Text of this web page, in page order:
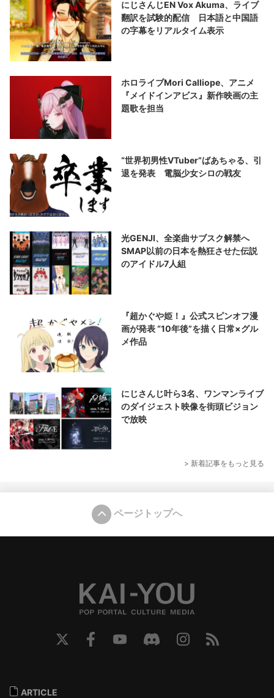
にじさんじEN Vox Akuma、ライブ
翻訳を試験的配信 日本語と中国語
の字幕をリアルタイム表示
ホロライブMori Calliope、アニメ
『メイドインアビス』新作映画の主
題歌を担当
“世界初男性VTuber”ばあちゃる、引
退を発表 電脳少女シロの戦友
光GENJI、全楽曲サブスク解禁へ
SMAP以前の日本を熱狂させた伝説
のアイドル7人組
『超かぐや姫！』公式スピンオフ漫
画が発表 “10年後”を描く日常×グル
メ作品
にじさんじ叶ら3名、ワンマンライブ
のダイジェスト映像を街頭ビジョン
で放映
> 新着記事をもっと見る
ページトップへ
ARTICLE